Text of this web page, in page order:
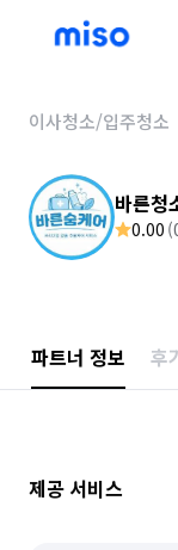
이사청소/입주청소
바른청
0.00 (
파트너 정보 후
제공 서비스